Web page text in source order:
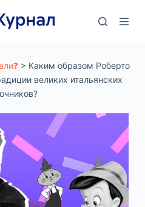
> Каким образом Роберто
великих итальянских